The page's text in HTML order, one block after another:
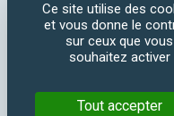
SUIVEZ-NOUS :
Ce site utilise des
et vous donne le
sur ceux que vous
souhaitez activer
Tout accepter